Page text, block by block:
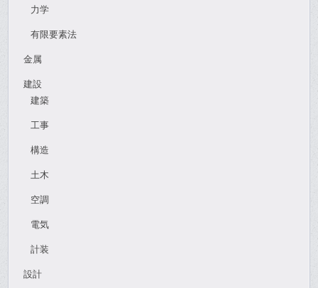
力学
有限要素法
金属
建設
建築
工事
構造
土木
空調
電気
計装
設計